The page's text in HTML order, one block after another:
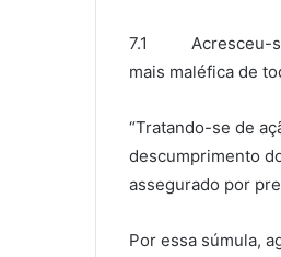
7.1 Acresceu-se
mais maléfica de
“Tratando-se de
descumprimento
assegurado por
Por essa súmula,